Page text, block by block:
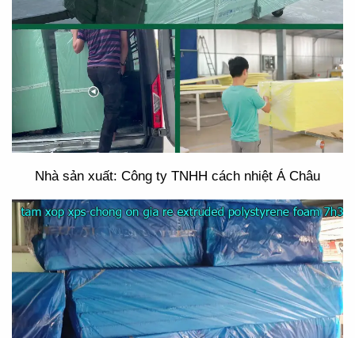
Nhà sản xuất: Công ty TNHH cách nhiệt Á Châu